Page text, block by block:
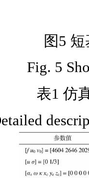
图5
Fig. 5
表1 仿